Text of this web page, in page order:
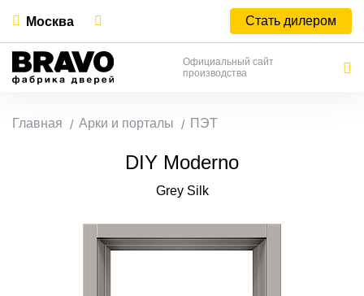
Москва Стать дилером
Официальный сайт
производства
Главная Арки и порталы ПЭТ
DIY Moderno
Grey Silk